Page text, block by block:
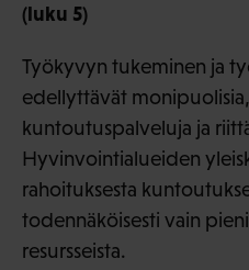
(luku 5)
Työkyvyn tukeminen ja
edellyttävät
kuntoutuspalveluja ja
Hyvinvointialueiden
rahoituksesta
todennäköisesti vain
resursseista.